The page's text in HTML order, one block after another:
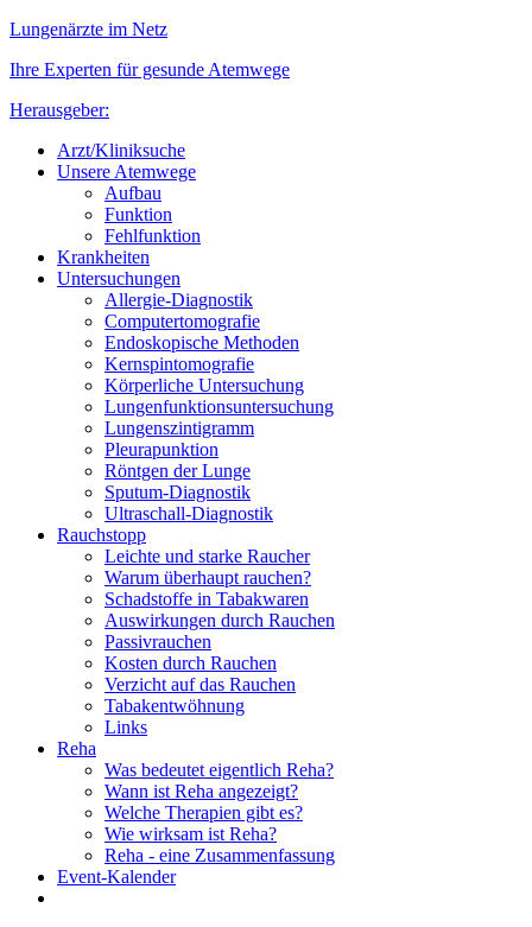
Lungenärzte im Netz
Ihre Experten für gesunde Atemwege
Herausgeber:
Arzt/Kliniksuche
Unsere Atemwege
Aufbau
Funktion
Fehlfunktion
Krankheiten
Untersuchungen
Allergie-Diagnostik
Computertomografie
Endoskopische Methoden
Kernspintomografie
Körperliche Untersuchung
Lungenfunktionsuntersuchung
Lungenszintigramm
Pleurapunktion
Röntgen der Lunge
Sputum-Diagnostik
Ultraschall-Diagnostik
Rauchstopp
Leichte und starke Raucher
Warum überhaupt rauchen?
Schadstoffe in Tabakwaren
Auswirkungen durch Rauchen
Passivrauchen
Kosten durch Rauchen
Verzicht auf das Rauchen
Tabakentwöhnung
Links
Reha
Was bedeutet eigentlich Reha?
Wann ist Reha angezeigt?
Welche Therapien gibt es?
Wie wirksam ist Reha?
Reha - eine Zusammenfassung
Event-Kalender